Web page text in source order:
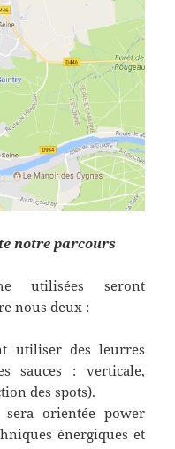
notre parcours
utilisées seront
nous deux :
utiliser des leurres
sauces : verticale,
des spots).
orientée power
énergiques et